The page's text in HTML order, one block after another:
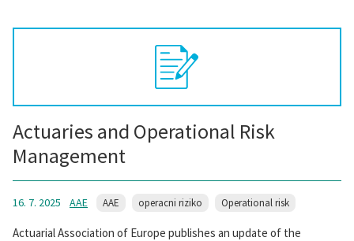
Actuaries and Operational Risk
Management
16. 7. 2025 AAE AAE operacni riziko Operational risk
Actuarial Association of Europe publishes an update of the